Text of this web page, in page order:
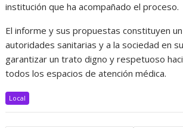
institución que ha acompañado el proceso.
El informe y sus propuestas constituyen
autoridades sanitarias y a la sociedad en
garantizar un trato digno y respetuoso
todos los espacios de atención médica.
Local